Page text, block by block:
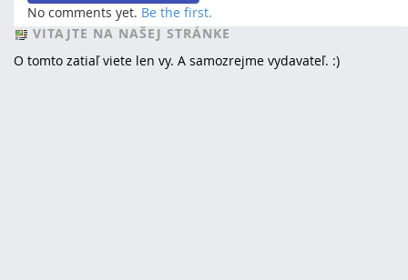
No comments yet. Be the first.
VITAJTE NA NAŠEJ STRÁNKE
O tomto zatiaľ viete len vy. A samozrejme vydavateľ. :)